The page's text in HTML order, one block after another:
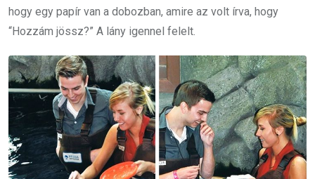
hogy egy papír van a dobozban, amire az volt írva, hogy
“Hozzám jössz?” A lány igennel felelt.